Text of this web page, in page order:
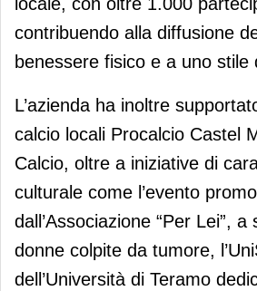
contribuendo alla diffusione
benessere fisico e a uno stile
L’azienda ha inoltre
calcio locali Procalcio Castel
Calcio, oltre a iniziative di
culturale come l’evento
dall’Associazione “Per Lei”,
donne colpite da tumore,
dell’Università di Teramo